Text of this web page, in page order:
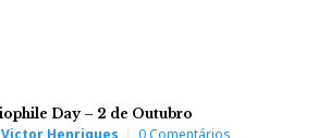
Day – 2 de Outubro
Victor Henriques 0 Comentários